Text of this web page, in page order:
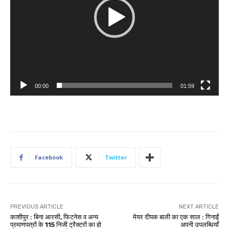
00:00 01:59
Facebook Twitter
PREVIOUS ARTICLE
काशीपुर : बिना आरसी, फिटनेस व अन्य
प्रमाणपत्रों के 115 निजी ट्रैक्टरों का हो
NEXT ARTICLE
मेयर दीपक बाली का एक साल : गिनाईं
अपनी उपलब्धियाँ